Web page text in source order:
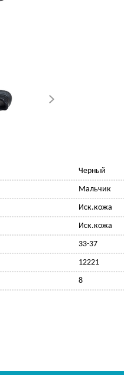
Черный
Мальчик
Иск.кожа
Иск.кожа
33-37
12221
8